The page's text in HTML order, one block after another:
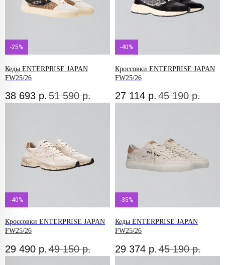
-25%
Кеды ENTERPRISE JAPAN
FW25/26
38 693 р. 51 590 р.
-40%
Кроссовки ENTERPRISE JAPAN
FW25/26
27 114 р. 45 190 р.
-40%
Кроссовки ENTERPRISE JAPAN
FW25/26
29 490 р. 49 150 р.
-35%
Кеды ENTERPRISE JAPAN
FW25/26
29 374 р. 45 190 р.